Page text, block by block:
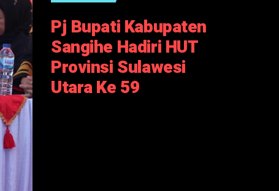
Pj Bupati Kabupaten
Sangihe Hadiri HUT
Provinsi Sulawesi
Utara Ke 59